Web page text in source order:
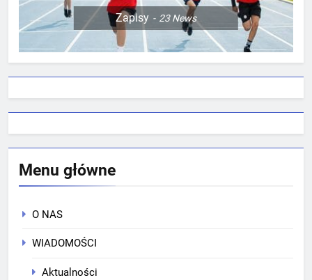
Zapisy 23News
Menu główne
O NAS
WIADOMOŚCI
Aktualności